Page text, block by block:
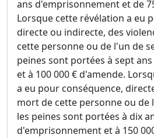
ans d'emprisonnement et de
Lorsque cette révélation a eu
directe ou indirecte, des
cette personne ou de l'un de
peines sont portées à sept
et à 100 000 € d'amende.
a eu pour conséquence,
mort de cette personne ou de
les peines sont portées à dix
d'emprisonnement et à 150